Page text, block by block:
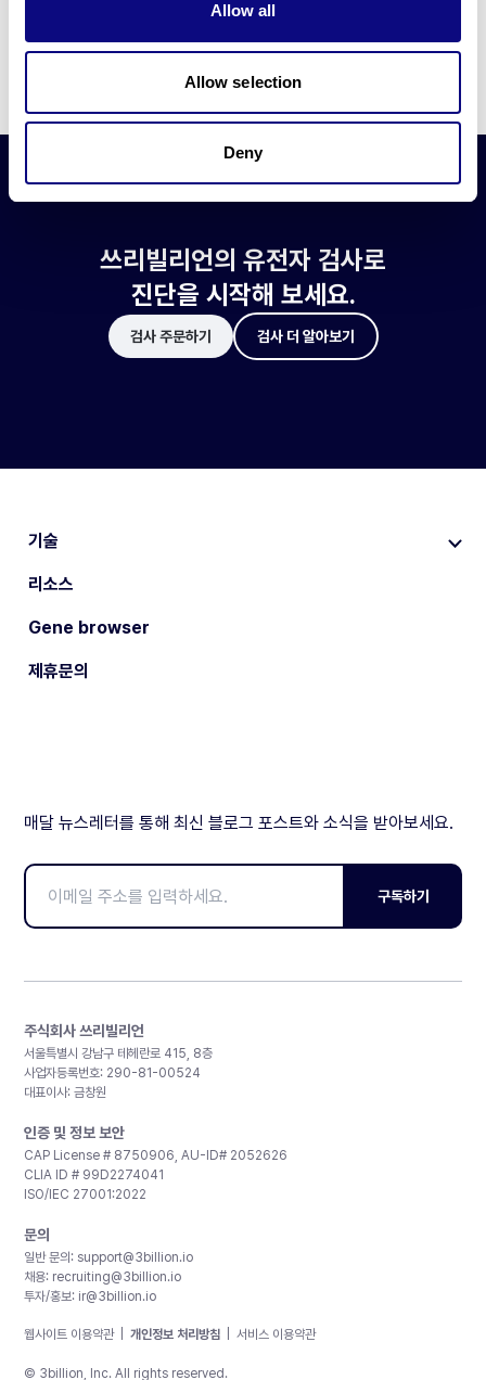
Allow all
Allow selection
Deny
쓰리빌리언의 유전자 검사로
진단을 시작해 보세요.
검사 주문하기 검사 더 알아보기
기술
리소스
Gene browser
제휴문의
매달 뉴스레터를 통해 최신 블로그 포스트와 소식을 받아보세요.
구독하기
주식회사 쓰리빌리언
서울특별시 강남구 테헤란로 415, 8층
사업자등록번호: 290-81-00524
대표이사: 금창원
인증 및 정보 보안
CAP License # 8750906, AU-ID# 2052626
CLIA ID # 99D2274041
ISO/IEC 27001:2022
문의
일반 문의: support@3billion.io
채용: recruiting@3billion.io
투자/홍보: ir@3billion.io
웹사이트 이용약관 개인정보 처리방침 서비스 이용약관
© 3billion, Inc. All rights reserved.